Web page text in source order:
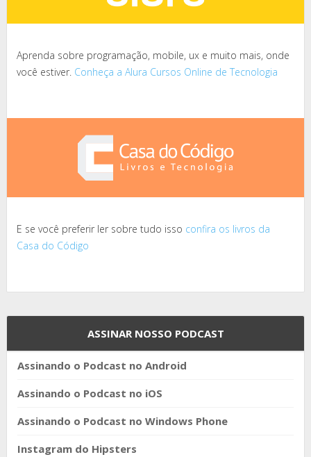
Aprenda sobre programação, mobile, ux e muito mais, onde
você estiver. Conheça a Alura Cursos Online de Tecnologia
E se você preferir ler sobre tudo isso confira os livros da
Casa do Código
ASSINAR NOSSO PODCAST
Assinando o Podcast no Android
Assinando o Podcast no iOS
Assinando o Podcast no Windows Phone
Instagram do Hipsters